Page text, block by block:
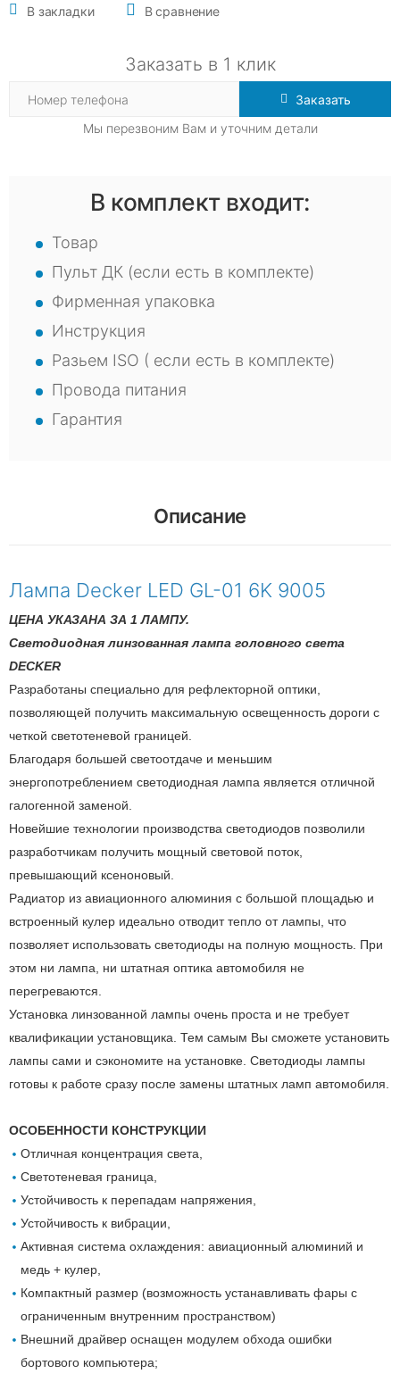
В закладки В сравнение
Заказать в 1 клик
Заказать
Мы перезвоним Вам и уточним детали
В комплект входит:
Товар
Пульт ДК (если есть в комплекте)
Фирменная упаковка
Инструкция
Разьем ISO ( если есть в комплекте)
Провода питания
Гарантия
Описание
Лампа Decker LED GL-01 6K 9005
ЦЕНА УКАЗАНА ЗА 1 ЛАМПУ.
Светодиодная линзованная лампа головного света
DECKER
Разработаны специально для рефлекторной оптики,
позволяющей получить максимальную освещенность дороги с
четкой светотеневой границей.
Благодаря большей светоотдаче и меньшим
энергопотреблением светодиодная лампа является отличной
галогенной заменой.
Новейшие технологии производства светодиодов позволили
разработчикам получить мощный световой поток,
превышающий ксеноновый.
Радиатор из авиационного алюминия с большой площадью и
встроенный кулер идеально отводит тепло от лампы, что
позволяет использовать светодиоды на полную мощность. При
этом ни лампа, ни штатная оптика автомобиля не
перегреваются.
Установка линзованной лампы очень проста и не требует
квалификации установщика. Тем самым Вы сможете установить
лампы сами и сэкономите на установке. Светодиоды лампы
готовы к работе сразу после замены штатных ламп автомобиля.
ОСОБЕННОСТИ КОНСТРУКЦИИ
Отличная концентрация света,
Светотеневая граница,
Устойчивость к перепадам напряжения,
Устойчивость к вибрации,
Активная система охлаждения: авиационный алюминий и
медь + кулер,
Компактный размер (возможность устанавливать фары с
ограниченным внутренним пространством)
Внешний драйвер оснащен модулем обхода ошибки
бортового компьютера;